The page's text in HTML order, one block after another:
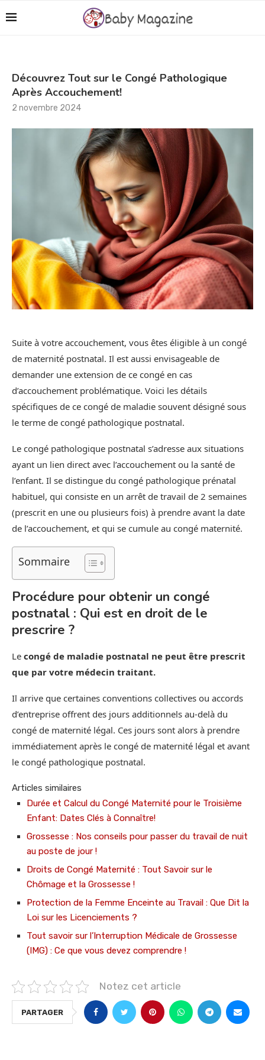
Découvrez Tout sur le Congé Pathologique
Après Accouchement!
2 novembre 2024
Suite à votre accouchement, vous êtes éligible à un congé
de maternité postnatal. Il est aussi envisageable de
demander une extension de ce congé en cas
d’accouchement problématique. Voici les détails
spécifiques de ce congé de maladie souvent désigné sous
le terme de congé pathologique postnatal.
Le congé pathologique postnatal s’adresse aux situations
ayant un lien direct avec l’accouchement ou la santé de
l’enfant. Il se distingue du congé pathologique prénatal
habituel, qui consiste en un arrêt de travail de 2 semaines
(prescrit en une ou plusieurs fois) à prendre avant la date
de l’accouchement, et qui se cumule au congé maternité.
Sommaire
Procédure pour obtenir un congé
postnatal : Qui est en droit de le
prescrire ?
Le congé de maladie postnatal ne peut être prescrit
que par votre médecin traitant.
Il arrive que certaines conventions collectives ou accords
d’entreprise offrent des jours additionnels au-delà du
congé de maternité légal. Ces jours sont alors à prendre
immédiatement après le congé de maternité légal et avant
le congé pathologique postnatal.
Articles similaires
Durée et Calcul du Congé Maternité pour le Troisième
Enfant: Dates Clés à Connaître!
Grossesse : Nos conseils pour passer du travail de nuit
au poste de jour !
Droits de Congé Maternité : Tout Savoir sur le
Chômage et la Grossesse !
Protection de la Femme Enceinte au Travail : Que Dit la
Loi sur les Licenciements ?
Tout savoir sur l’Interruption Médicale de Grossesse
(IMG) : Ce que vous devez comprendre !
Notez cet article
PARTAGER